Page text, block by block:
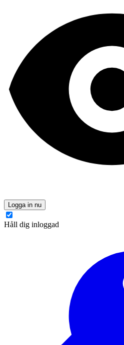
Logga in nu
Håll dig inloggad